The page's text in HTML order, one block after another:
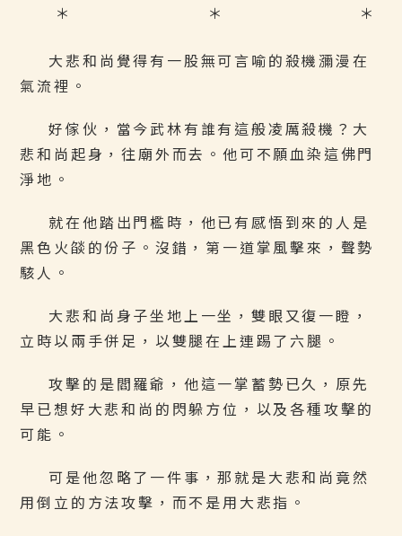
＊ ＊ ＊
大悲和尚覺得有一股無可言喻的殺機瀰漫在
氣流裡。
好傢伙，當今武林有誰有這般凌厲殺機？大
悲和尚起身，往廟外而去。他可不願血染這佛門
淨地。
就在他踏出門檻時，他已有感悟到來的人是
黑色火燄的份子。沒錯，第一道掌風擊來，聲勢
駭人。
大悲和尚身子坐地上一坐，雙眼又復一瞪，
立時以兩手併足，以雙腿在上連踢了六腿。
攻擊的是閻羅爺，他這一掌蓄勢已久，原先
早已想好大悲和尚的閃躲方位，以及各種攻擊的
可能。
可是他忽略了一件事，那就是大悲和尚竟然
用倒立的方法攻擊，而不是用大悲指。